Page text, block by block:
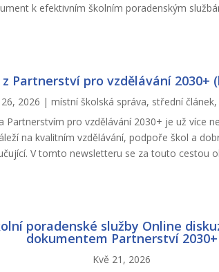
k efektivním školním poradenským
Partnerství pro vzdělávání 2030+
2026 | místní školská správa, střední článek,
Partnerstvím pro vzdělávání 2030+ je už více
na kvalitním vzdělávání, podpoře škol a
V tomto newsletteru se za touto cestou
poradenské služby Online
dokumentem Partnerství 2030+
Kvě 21, 2026